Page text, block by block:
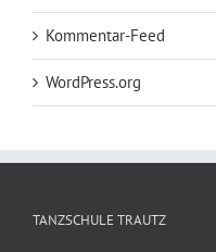
Kommentar-Feed
WordPress.org
TANZSCHULE TRAUTZ